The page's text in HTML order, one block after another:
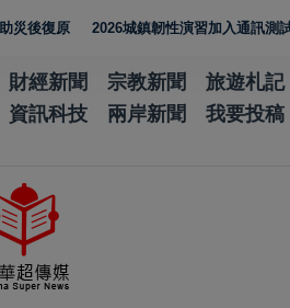
2026城鎮韌性演習加入通訊測試 NCC行
財經新聞 宗教新聞 旅遊札記
資訊科技 兩岸新聞 我要投稿